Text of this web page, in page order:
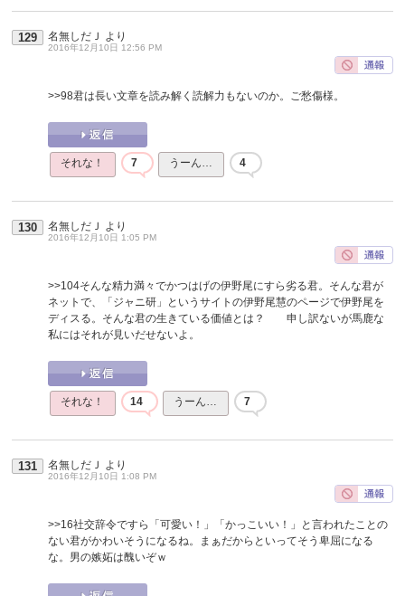
129 名無しだＪ より
2016年12月10日 12:56 PM
>>98君は長い文章を読み解く読解力もないのか。ご愁傷様。
それな！ 7 うーん… 4
130 名無しだＪ より
2016年12月10日 1:05 PM
>>104そんな精力満々でかつはげの伊野尾にすら劣る君。そんな君が
ネットで、「ジャニ研」というサイトの伊野尾慧のページで伊野尾を
ディスる。そんな君の生きている価値とは？ 申し訳ないが馬鹿な
私にはそれが見いだせないよ。
それな！ 14 うーん… 7
131 名無しだＪ より
2016年12月10日 1:08 PM
>>16社交辞令ですら「可愛い！」「かっこいい！」と言われたことの
ない君がかわいそうになるね。まぁだからといってそう卑屈になる
な。男の嫉妬は醜いぞｗ